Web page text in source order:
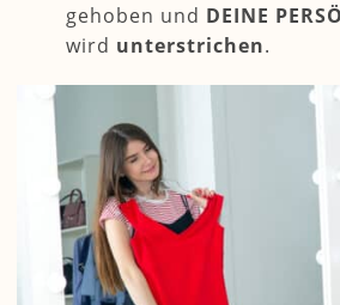
gehoben und DEINE
wird unterstrichen.